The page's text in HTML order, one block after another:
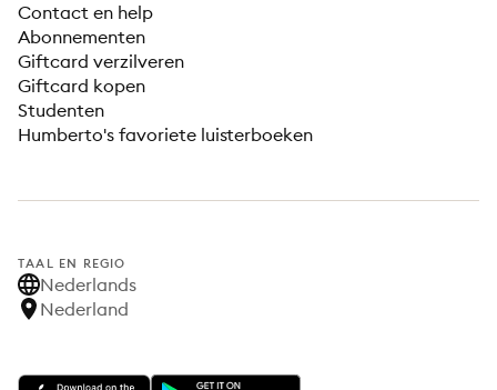
Contact en help
Abonnementen
Giftcard verzilveren
Giftcard kopen
Studenten
Humberto's favoriete luisterboeken
TAAL EN REGIO
Nederlands
Nederland